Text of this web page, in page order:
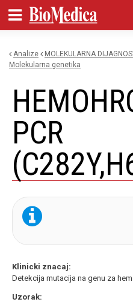
content
You are here
Analize
MOLEKULARNA
molekularna genetika
PCR
Klinicki znacaj:
Detekcija mutacija na genu za
Uzorak: